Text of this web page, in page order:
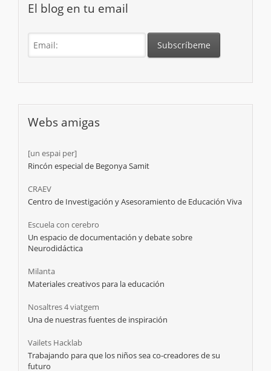
El blog en tu email
Webs amigas
[un espai per]
Rincón especial de Begonya Samit
CRAEV
Centro de Investigación y Asesoramiento de Educación Viva
Escuela con cerebro
Un espacio de documentación y debate sobre
Neurodidáctica
Milanta
Materiales creativos para la educación
Nosaltres 4 viatgem
Una de nuestras fuentes de inspiración
Vailets Hacklab
Trabajando para que los niños sea co-creadores de su
futuro